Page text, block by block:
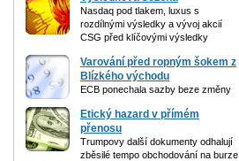
Nasdaq pod tlakem, luxus s
rozdílnými výsledky a vývoj akcií
CSG před klíčovými výsledky
Varování před ropným šokem z
Blízkého východu
ECB ponechala sazby beze změny
Etický hazard v přímém
přenosu
Trumpovy další dokumenty odhalují
zběsilé tempo obchodování na burze